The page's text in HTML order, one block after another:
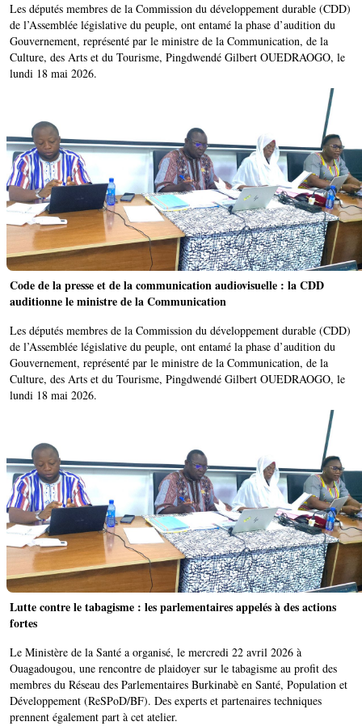
Les députés membres de la Commission du développement durable (CDD)
de l’Assemblée législative du peuple, ont entamé la phase d’audition du
Gouvernement, représenté par le ministre de la Communication, de la
Culture, des Arts et du Tourisme, Pingdwendé Gilbert OUEDRAOGO, le
lundi 18 mai 2026.
Code de la presse et de la communication audiovisuelle : la CDD
auditionne le ministre de la Communication
Les députés membres de la Commission du développement durable (CDD)
de l’Assemblée législative du peuple, ont entamé la phase d’audition du
Gouvernement, représenté par le ministre de la Communication, de la
Culture, des Arts et du Tourisme, Pingdwendé Gilbert OUEDRAOGO, le
lundi 18 mai 2026.
Lutte contre le tabagisme : les parlementaires appelés à des actions
fortes ‎
Le Ministère de la Santé a organisé, le mercredi 22 avril 2026 à
Ouagadougou, une rencontre de plaidoyer sur le tabagisme au profit des
membres du Réseau des Parlementaires Burkinabè en Santé, Population et
Développement (ReSPoD/BF). Des experts et partenaires techniques
prennent également part à cet atelier.